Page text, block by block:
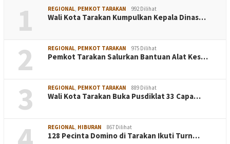
1 REGIONAL, PEMKOT TARAKAN 992 Dilihat
Wali Kota Tarakan Kumpulkan Kepala Dinas…
2 REGIONAL, PEMKOT TARAKAN 975 Dilihat
Pemkot Tarakan Salurkan Bantuan Alat Kes…
3 REGIONAL, PEMKOT TARAKAN 889 Dilihat
Wali Kota Tarakan Buka Pusdiklat 33 Capa…
REGIONAL, HIBURAN 867 Dilihat
128 Pecinta Domino di Tarakan Ikuti Turn…